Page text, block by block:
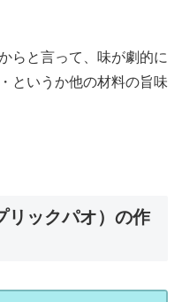
らと言って、味が劇的に
というか他の材料の旨味
リックパオ）の作